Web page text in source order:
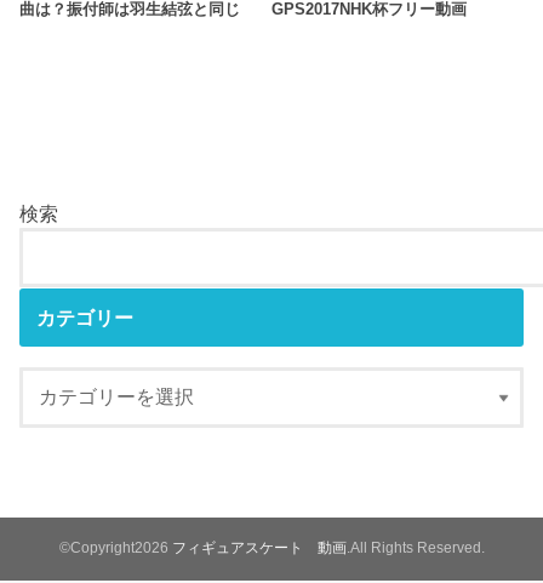
曲は？振付師は羽生結弦と同じ
GPS2017NHK杯フリー動画
検索
カテゴリー
©Copyright2026 フィギュアスケート 動画 .All Rights Reserved.